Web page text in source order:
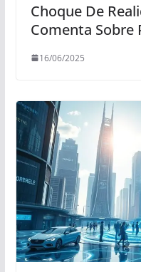
Choque De
Comenta Sobre
16/06/2025